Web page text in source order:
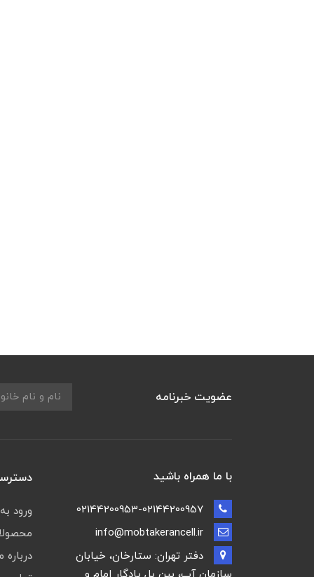
عضویت خبرنامه
با ما همراه باشید
دفتر تهران: ستارخان، خیابان
ورود
درباره